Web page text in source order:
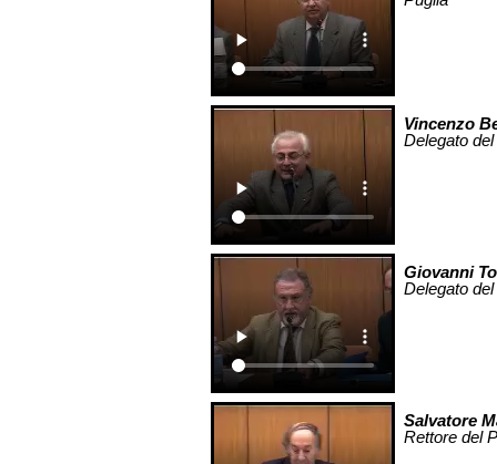
Vincenzo
Delegato
Giovanni
Delegato
Salvatore
Rettore del